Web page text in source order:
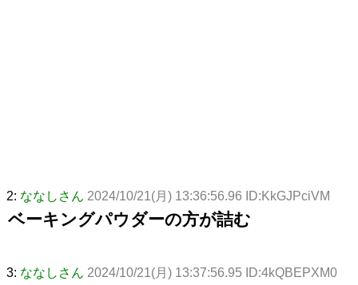
2: ななしさん 2024/10/21(月) 13:36:56.96 ID:KkGJPciVM
ベーキングパウダーの方が詰む
3: ななしさん 2024/10/21(月) 13:37:56.95 ID:4kQBEPXM0